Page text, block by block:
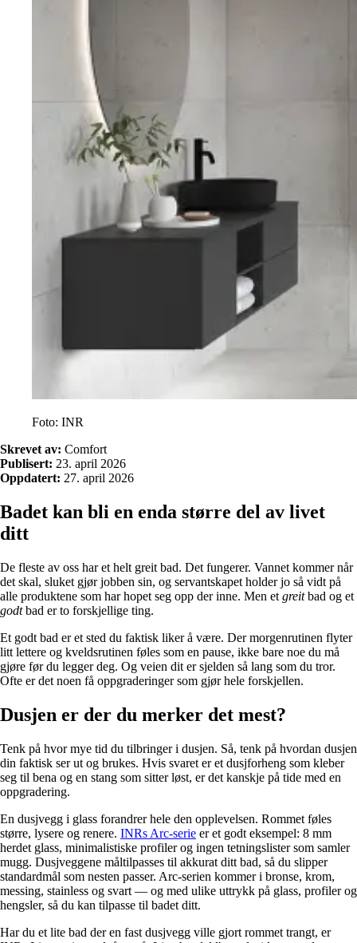
Foto: INR
Skrevet av: Comfort
Publisert: 23. april 2026
Oppdatert: 27. april 2026
Badet kan bli en enda større del av livet
ditt
De fleste av oss har et helt greit bad. Det fungerer. Vannet kommer når
det skal, sluket gjør jobben sin, og servantskapet holder jo så vidt på
alle produktene som har hopet seg opp der inne. Men et greitbad og et
godtbad er to forskjellige ting.
Et godt bad er et sted du faktisk liker å være. Der morgenrutinen flyter
litt lettere og kveldsrutinen føles som en pause, ikke bare noe du må
gjøre før du legger deg. Og veien dit er sjelden så lang som du tror.
Ofte er det noen få oppgraderinger som gjør hele forskjellen.
Dusjen er der du merker det mest?
Tenk på hvor mye tid du tilbringer i dusjen. Så, tenk på hvordan dusjen
din faktisk ser ut og brukes. Hvis svaret er et dusjforheng som kleber
seg til bena og en stang som sitter løst, er det kanskje på tide med en
oppgradering.
En dusjvegg i glass forandrer hele den opplevelsen. Rommet føles
større, lysere og renere. INRs Arc-serie er et godt eksempel: 8 mm
herdet glass, minimalistiske profiler og ingen tetningslister som samler
mugg. Dusjveggene måltilpasses til akkurat ditt bad, så du slipper
standardmål som nesten passer. Arc-serien kommer i bronse, krom,
messing, stainless og svart — og med ulike uttrykk på glass, profiler og
hengsler, så du kan tilpasse til badet ditt.
Har du et lite bad der en fast dusjvegg ville gjort rommet trangt, er